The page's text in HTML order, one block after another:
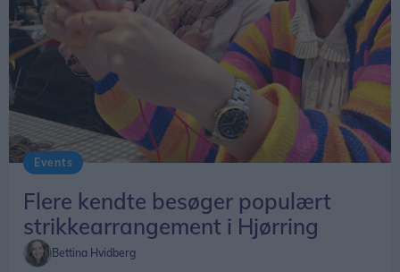
Events
Flere kendte besøger populært
strikkearrangement i Hjørring
Bettina Hvidberg